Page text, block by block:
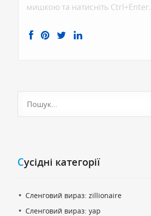
мишкою та натисніть Ctrl+Enter.
Cусідні категорії
Сленговий вираз: zillionaire
Сленговий вираз: yap